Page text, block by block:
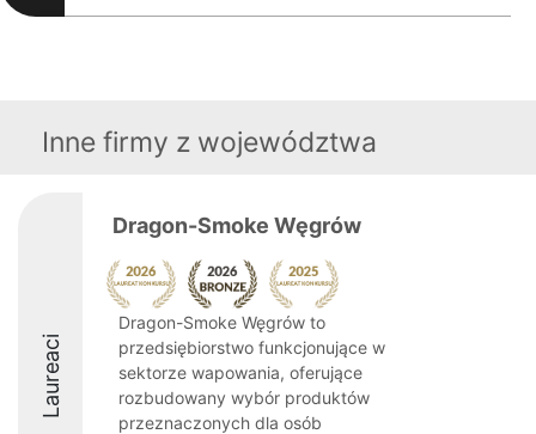
Inne firmy z województwa
Laureaci
Dragon-Smoke Węgrów
Dragon-Smoke Węgrów to
przedsiębiorstwo funkcjonujące w
sektorze wapowania, oferujące
rozbudowany wybór produktów
przeznaczonych dla osób